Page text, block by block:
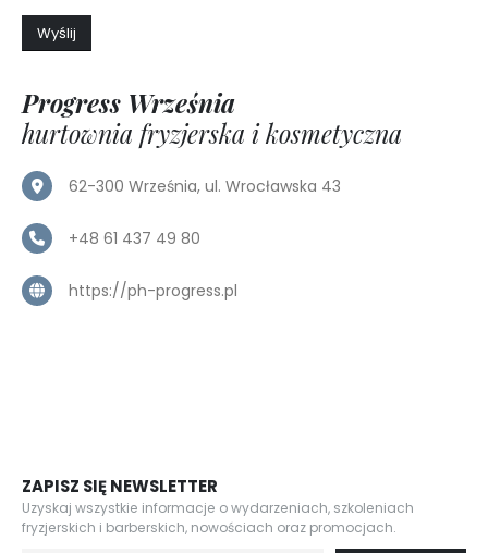
Progress Września
hurtownia fryzjerska i kosmetyczna
62-300 Września, ul. Wrocławska 43
+48 61 437 49 80
https://ph-progress.pl
ZAPISZ SIĘ NEWSLETTER
Uzyskaj wszystkie informacje o wydarzeniach, szkoleniach
fryzjerskich i barberskich, nowościach oraz promocjach.